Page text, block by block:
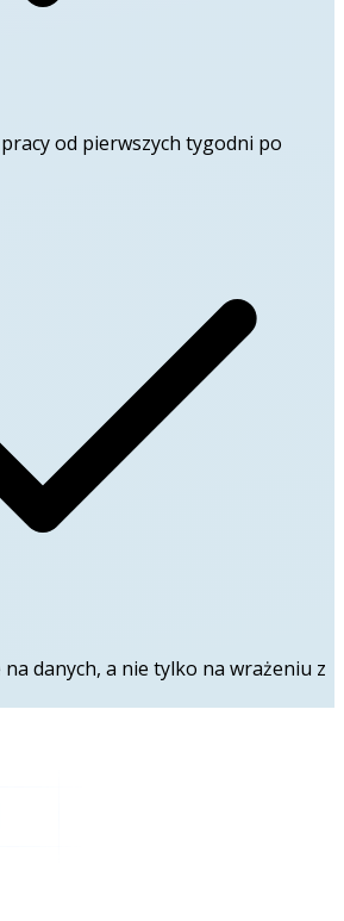
od pierwszych tygodni po
danych, a nie tylko na wrażeniu z